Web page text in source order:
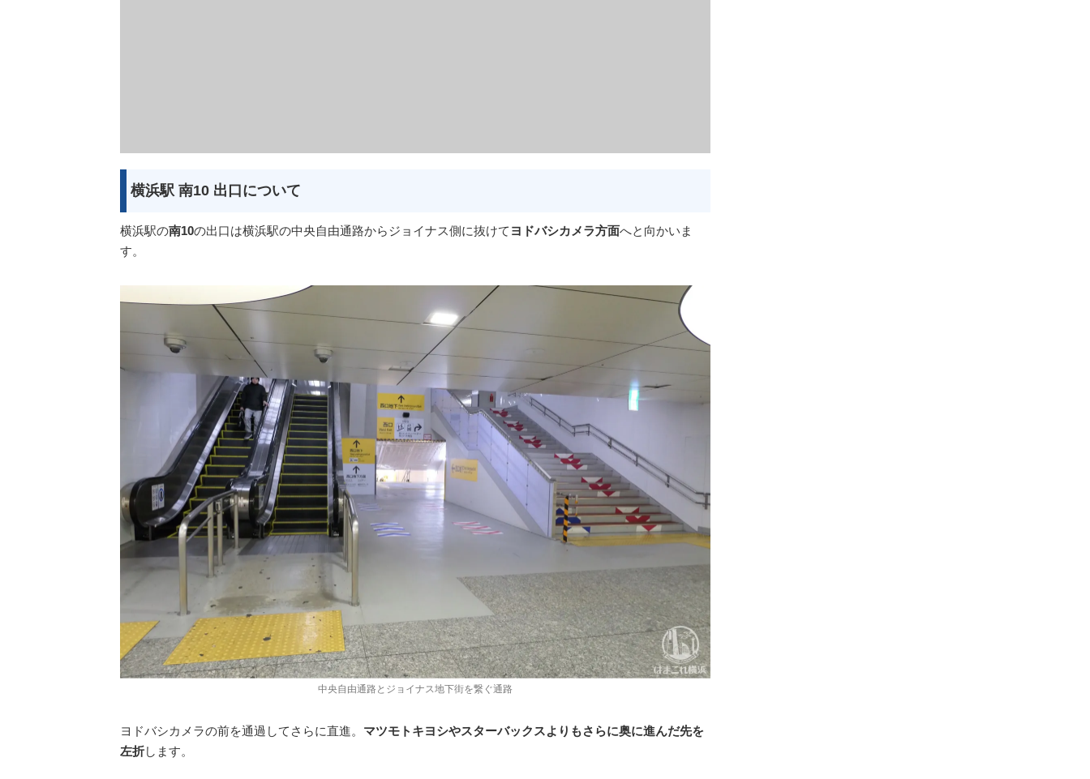
横浜駅 南10 出口について
横浜駅の南10の出口は横浜駅の中央自由通路からジョイナス側に抜けて ヨドバシカメラ方面へと向かいま
す。
中央自由通路とジョイナス地下街を繋ぐ通路
ヨドバシカメラの前を通過してさらに直進。 マツモトキヨシやスターバックスよりもさらに奥に進んだ先を
左折します。